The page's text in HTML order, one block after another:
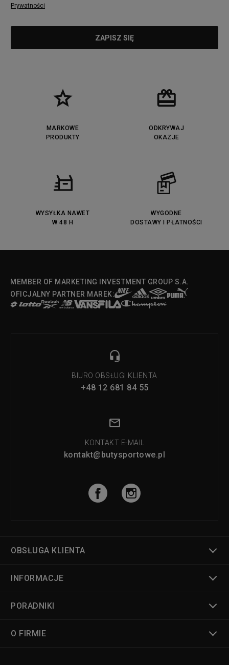
Prywatności
MARKOWE
PRODUKTY
ODKRYWAJ
OKAZJE
WYSYŁKA NAWET
W 48 H
WYGODNE
DOSTAWY I PŁATNOŚCI
MEMBER OF MARKETING INVESTMENT GROUP S.A.
OFICJALNY PARTNER MAREK:
BIURO OBSŁUGI KLIENTA
+48 12 681 84 55
KONTAKT E-MAIL
kontakt@butysportowe.pl
OBSŁUGA KLIENTA
INFORMACJE
PORADNIKI
O FIRMIE